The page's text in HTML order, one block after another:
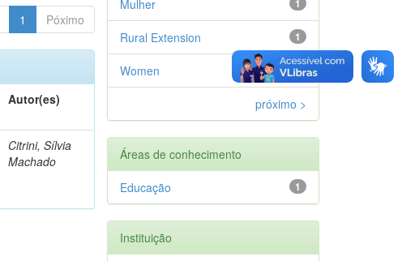
1 Póximo
Autor(es)
Citrini, Sílvia
Machado
1
Mulher
1
Rural Extension
1
Women
próximo >
Áreas de conhecimento
1
Educação
Instituição